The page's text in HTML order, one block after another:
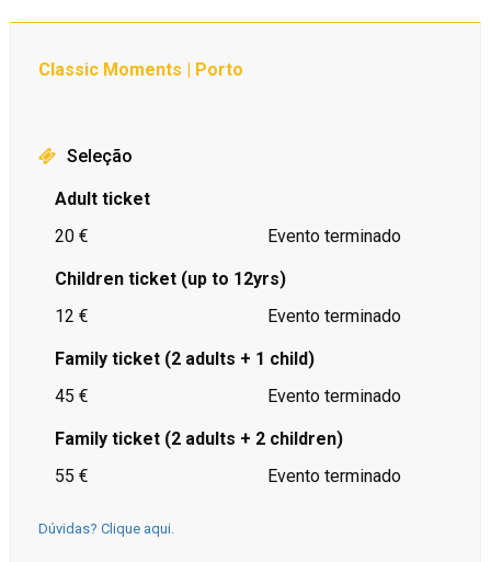
Classic Moments | Porto
Seleção
Adult ticket
20 €
Evento terminado
Children ticket (up to 12yrs)
12 €
Evento terminado
Family ticket (2 adults + 1 child)
45 €
Evento terminado
Family ticket (2 adults + 2 children)
55 €
Evento terminado
Dúvidas? Clique aqui.